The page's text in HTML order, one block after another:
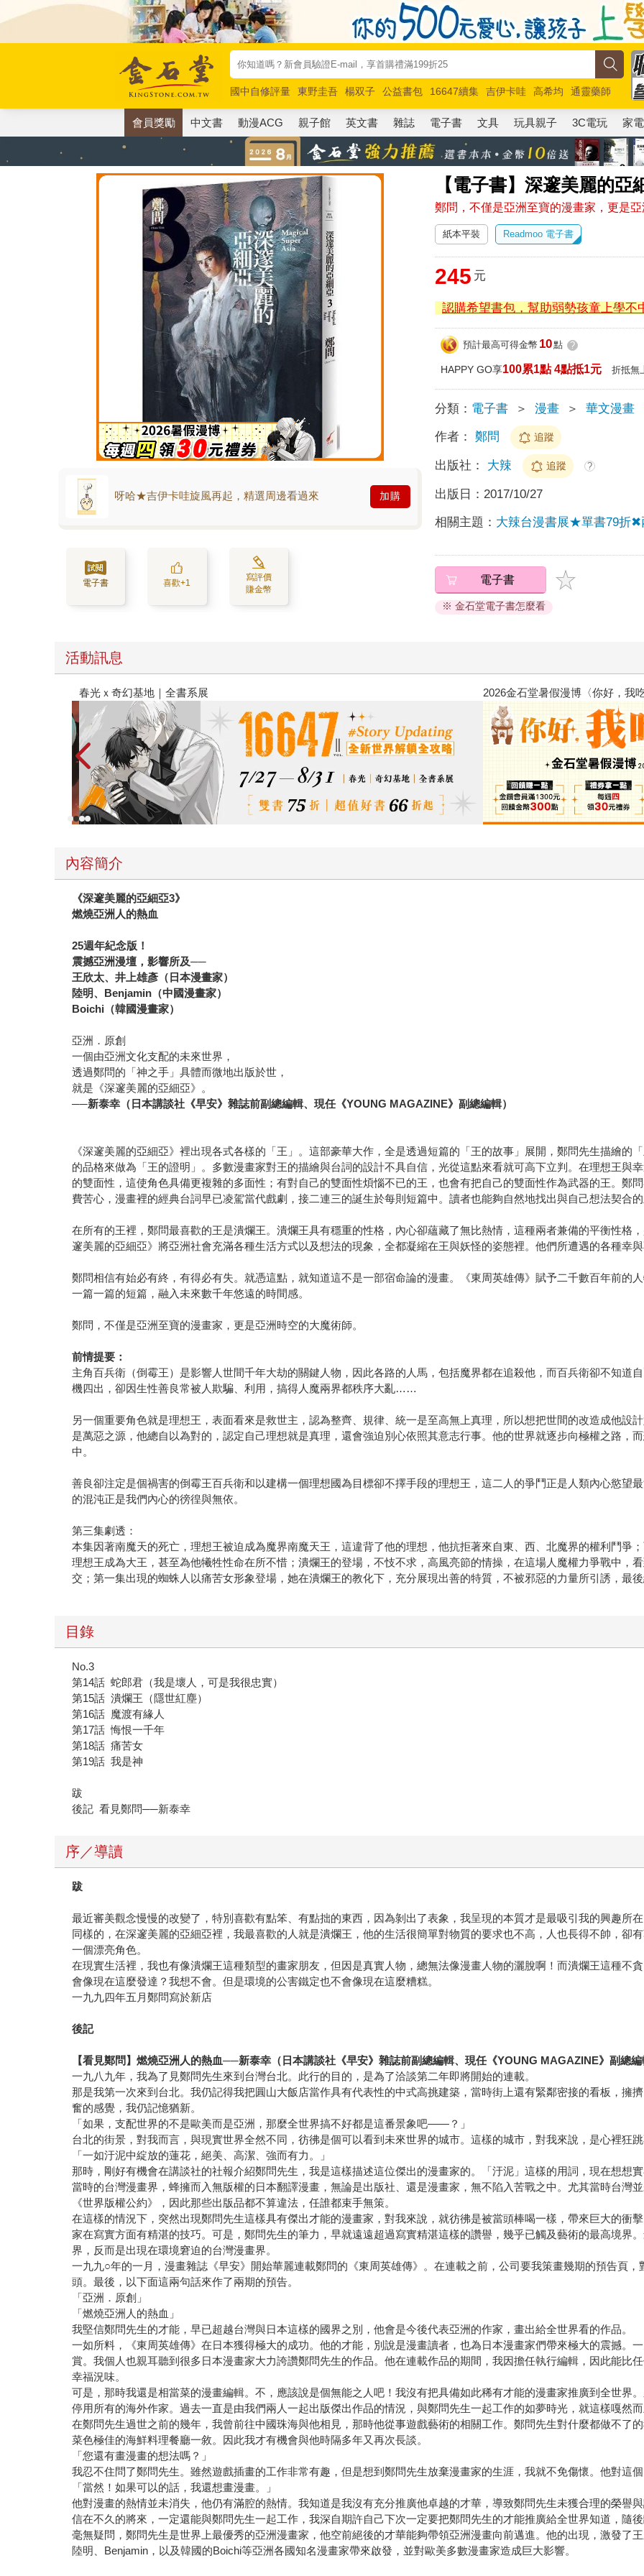
國中自修評量 東野圭吾 楊双子 公益書包 16647續集 吉伊卡哇 高希均
通靈藥師
唯紅花綻放
奧德賽 路邊攤新作 馬斯克 玩具總動員5 超慢跑
會員獎勵 中文書 動漫ACG 親子館 英文書 雜誌 電子書 文具 玩具親子 3C電玩 家電
【電子書】深邃美麗的亞
鄭問，不僅是亞洲至寶的漫畫家，更是
呀哈★吉伊卡哇旋風再起，精選周邊看過來 加購
電子書 喜歡+1
寫評價
賺金幣
紙本平裝 Readmoo 電子書
245 元
認購希望書包，幫助弱勢孩童上學不
預計最高可得金幣 10點 ?
HAPPY GO享100累1點 4點抵1元 折抵無
分類： 電子書 ＞ 漫畫 ＞ 華文漫畫
作者： 鄭問 追蹤
出版社： 大辣 追蹤 ?
出版日： 2017/10/27
相關主題： 大辣台漫書展★單書79折✖
電子書
※ 金石堂電子書怎麼看
活動訊息
台
內容簡介
《深邃美麗的亞細亞3》
燃燒亞洲人的熱血
25週年紀念版！
震撼亞洲漫壇，影響所及──
王欣太、井上雄彥（日本漫畫家）
陸明、Benjamin（中國漫畫家）
Boichi （韓國漫畫家）
亞洲．原創
一個由亞洲文化支配的未來世界，
透過鄭問的「神之手」具體而微地出版於世，
就是《深邃美麗的亞細亞》。
──新泰幸（日本講談社《早安》雜誌前副總編輯、現任《YOUNG MAGAZINE》副總編輯）
《深邃美麗的亞細亞》裡出現各式各樣的「王」。這部豪華大作，全是透過短篇的「王的故事」展開，鄭問先生描繪的
的品格來做為「王的證明」。多數漫畫家對王的描繪與台詞的設計不具自信，光從這點來看就可高下立判。在理想王與
的雙面性，這使角色具備更複雜的多面性；有對自己的雙面性煩惱不已的王，也會有把自己的雙面性作為武器的王。鄭
費苦心，漫畫裡的經典台詞早已凌駕當代戲劇，接二連三的誕生於每則短篇中。讀者也能夠自然地找出與自己想法契合
在所有的王裡，鄭問最喜歡的王是潰爛王。潰爛王具有穩重的性格，內心卻蘊藏了無比熱情，這種兩者兼備的平衡性格
邃美麗的亞細亞》將亞洲社會充滿各種生活方式以及想法的現象，全都凝縮在王與妖怪的姿態裡。他們所遭遇的各種幸
鄭問相信有始必有終，有得必有失。就憑這點，就知道這不是一部宿命論的漫畫。《東周英雄傳》賦予二千數百年前的
一篇一篇的短篇，融入未來數千年悠遠的時間感。
鄭問，不僅是亞洲至寶的漫畫家，更是亞洲時空的大魔術師。
前情提要：
主角百兵衛（倒霉王）是影響人世間千年大劫的關鍵人物，因此各路的人馬，包括魔界都在追殺他，而百兵衛卻不知道
機四出，卻因生性善良常被人欺騙、利用，搞得人魔兩界都秩序大亂……
另一個重要角色就是理想王，表面看來是救世主，認為整齊、規律、統一是至高無上真理，所以想把世間的改造成他設
是萬惡之源，他總自以為對的，認定自己理想就是真理，還會強迫別心依照其意志行事。他的世界就逐步向極權之路，
中。
善良卻注定是個禍害的倒霉王百兵衛和以建構一個理想國為目標卻不擇手段的理想王，這二人的爭鬥正是人類內心慾望
的混沌正是我們內心的徬徨與無依。
第三集劇透：
本集因著南魔天的死亡，理想王被迫成為魔界南魔天王，這違背了他的理想，他抗拒著來自東、西、北魔界的權利鬥爭
理想王成為大王，甚至為他犧牲性命在所不惜；潰爛王的登場，不忮不求，高風亮節的情操，在這場人魔權力爭戰中，
交；第一集出現的蜘蛛人以痛苦女形象登場，她在潰爛王的教化下，充分展現出善的特質，不被邪惡的力量所引誘，
目錄
No.3
第14話 蛇郎君（我是壞人，可是我很忠實）
第15話 潰爛王（隱世紅塵）
第16話 魔渡有緣人
第17話 悔恨一千年
第18話 痛苦女
第19話 我是神
跋
後記 看見鄭問──新泰幸
序／導讀
跋
最近審美觀念慢慢的改變了，特別喜歡有點笨、有點拙的東西，因為剝出了表象，我呈現的本質才是最吸引我的興趣所
同樣的，在深邃美麗的亞細亞裡，我最喜歡的人就是潰爛王，他的生活很簡單對物質的要求也不高，人也長得不帥，卻
一個漂亮角色。
在現實生活裡，我也有像潰爛王這種類型的畫家朋友，但因是真實人物，總無法像漫畫人物的灑脫啊！而潰爛王這種不
會像現在這麼發達？我想不會。但是環境的公害鐵定也不會像現在這麼糟糕。
一九九四年五月鄭問寫於新店
後記
【看見鄭問】燃燒亞洲人的熱血──新泰幸（日本講談社《早安》雜誌前副總編輯、現任《YOUNG MAGAZINE》副總
一九八九年，我為了見鄭問先生來到台灣台北。此行的目的，是為了洽談第二年即將開始的連載。
那是我第一次來到台北。我仍記得我把圓山大飯店當作具有代表性的中式高挑建築，當時街上還有緊鄰密接的看板，擁
奮的感覺，我仍記憶猶新。
「如果，支配世界的不是歐美而是亞洲，那麼全世界搞不好都是這番景象吧――？」
台北的街景，對我而言，與現實世界全然不同，彷彿是個可以看到未來世界的城市。這樣的城市，對我來說，是心裡狂
「一如汙泥中綻放的蓮花，絕美、高潔、強而有力。」
那時，剛好有機會在講談社的社報介紹鄭問先生，我是這樣描述這位傑出的漫畫家的。「汙泥」這樣的用詞，現在想想
當時的台灣漫畫界，蜂擁而入無版權的日本翻譯漫畫，無論是出版社、還是漫畫家，無不陷入苦戰之中。尤其當時台灣
《世界版權公約》，因此那些出版品都不算違法，任誰都束手無策。
在這樣的情況下，突然出現鄭問先生這樣具有傑出才能的漫畫家，對我來說，就彷彿是被當頭棒喝一樣，帶來巨大的衝
家在寫實方面有精湛的技巧。可是，鄭問先生的筆力，早就遠遠超過寫實精湛這樣的讚譽，幾乎已觸及藝術的最高境界
界，反而是出現在環境窘迫的台灣漫畫界。
一九九○年的一月，漫畫雜誌《早安》開始華麗連載鄭問的《東周英雄傳》。在連載之前，公司要我策畫幾期的預告頁
頭。最後，以下面這兩句話來作了兩期的預告。
「亞洲．原創」
「燃燒亞洲人的熱血」
我堅信鄭問先生的才能，早已超越台灣與日本這樣的國界之別，他會是今後代表亞洲的作家，畫出給全世界看的作品。
一如所料，《東周英雄傳》在日本獲得極大的成功。他的才能，別說是漫畫讀者，也為日本漫畫家們帶來極大的震撼。
賞。我個人也親耳聽到很多日本漫畫家大力誇讚鄭問先生的作品。他在連載作品的期間，我因擔任執行編輯，因此能比
幸福況味。
可是，那時我還是相當菜的漫畫編輯。不，應該說是個無能之人吧！我沒有把具備如此稀有才能的漫畫家推廣到全世界
停用所有的海外作家。過去一直是由我們兩人一起出版傑出作品的情況，與鄭問先生一起工作的如夢時光，就這樣嘎然
在鄭問先生過世之前的幾年，我曾前往中國珠海與他相見，那時他從事遊戲藝術的相關工作。鄭問先生對什麼都做不了
菜色極佳的海鮮料理餐廳一敘。因此我才有機會與他時隔多年又再次長談。
「您還有畫漫畫的想法嗎？」
我忍不住問了鄭問先生。雖然遊戲插畫的工作非常有趣，但是想到鄭問先生放棄漫畫家的生涯，我就不免傷懷。他對這
「當然！如果可以的話，我還想畫漫畫。」
他對漫畫的熱情並未消失，他仍有滿腔的熱情。我知道是我沒有充分推廣他卓越的才華，導致鄭問先生未獲合理的榮譽
信在不久的將來，一定還能與鄭問先生一起工作，我深自期許自己下次一定要把鄭問先生的才能推廣給全世界知道，隨
毫無疑問，鄭問先生是世界上最優秀的亞洲漫畫家，他空前絕後的才華能夠帶領亞洲漫畫向前邁進。他的出現，激發了
陸明、Benjamin，以及韓國的Boichi等亞洲各國知名漫畫家帶來啟發，並對歐美多數漫畫家造成巨大影響。